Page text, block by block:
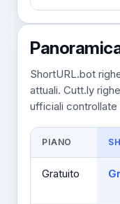
ShortURL.bot
attuali. Cutt.ly
ufficiali controllate
PIANO
Gratuito